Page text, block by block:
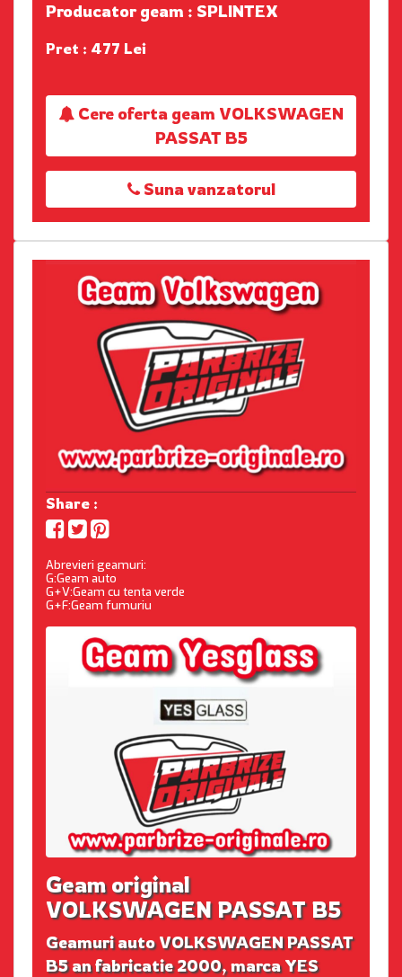
Producator geam : SPLINTEX
Pret : 477 Lei
Cere oferta geam VOLKSWAGEN
PASSAT B5
Suna vanzatorul
Share :
Abrevieri geamuri:
G:Geam auto
G+V:Geam cu tenta verde
G+F:Geam fumuriu
Geam original
VOLKSWAGEN PASSAT B5
Geamuri auto VOLKSWAGEN PASSAT
B5 an fabricatie 2000, marca YES